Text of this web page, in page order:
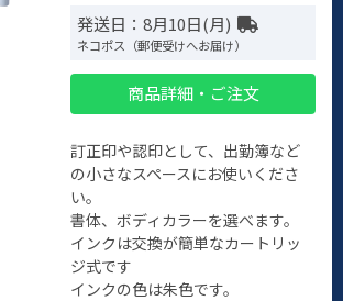
発送日：8月10日(月)
ネコポス（郵便受けへお届け）
商品詳細・ご注文
訂正印や認印として、出勤簿など
の小さなスペースにお使いくださ
い。
書体、ボディカラーを選べます。
インクは交換が簡単なカートリッ
ジ式です
インクの色は朱色です。